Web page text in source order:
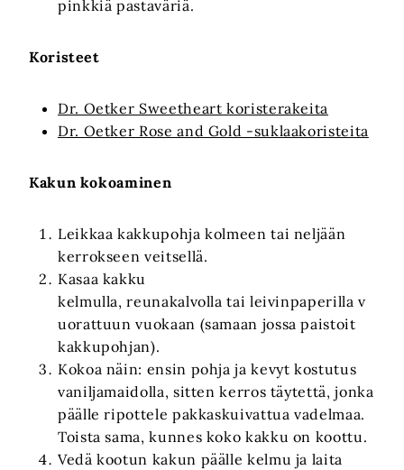
pinkkiä pastaväriä.
Koristeet
Dr. Oetker Sweetheart koristerakeita
Dr. Oetker Rose and Gold -suklaakoristeita
Kakun kokoaminen
Leikkaa kakkupohja kolmeen tai neljään
kerrokseen veitsellä.
Kasaa kakku
kelmulla, reunakalvolla tai leivinpaperilla v
uorattuun vuokaan (samaan jossa paistoit
kakkupohjan).
Kokoa näin: ensin pohja ja kevyt kostutus
vaniljamaidolla, sitten kerros täytettä, jonka
päälle ripottele pakkaskuivattua vadelmaa.
Toista sama, kunnes koko kakku on koottu.
Vedä kootun kakun päälle kelmu ja laita